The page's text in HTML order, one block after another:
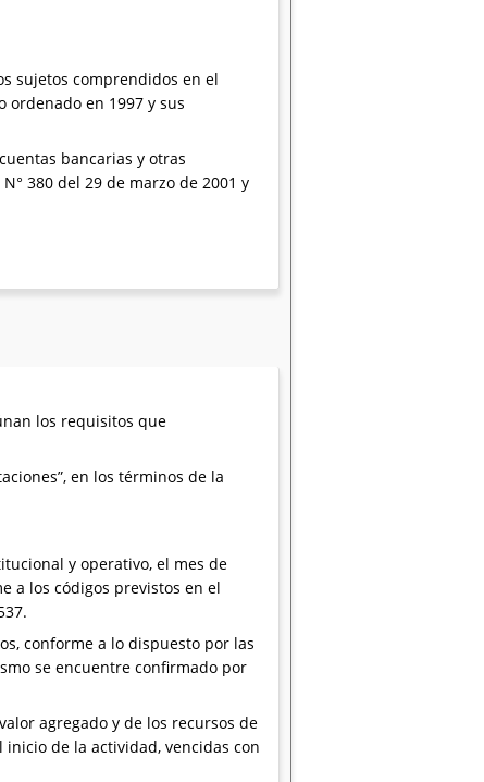
sujetos comprendidos en el
ordenado en 1997 y sus
bancarias y otras
380 del 29 de marzo de 2001 y
los requisitos que
en los términos de la
y operativo, el mes de
a los códigos previstos en el
conforme a lo dispuesto por las
se encuentre confirmado por
agregado y de los recursos de
de la actividad, vencidas con